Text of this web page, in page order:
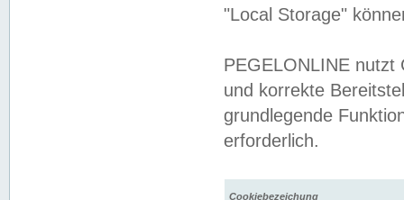
"Local Storage"
PEGELONLINE nutzt
und korrekte
grundlegende
erforderlich.
Cookiebezeichung